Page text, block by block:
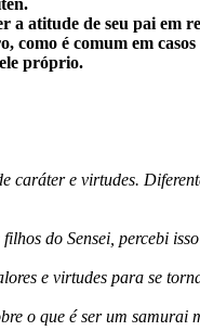
a atitude de seu pai em
é comum em
próprio.
e virtudes.
do Sensei, percebi
e virtudes para se
o que é ser um samurai